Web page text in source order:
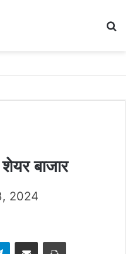
बाजार
2024
TelegramShare via Email Print